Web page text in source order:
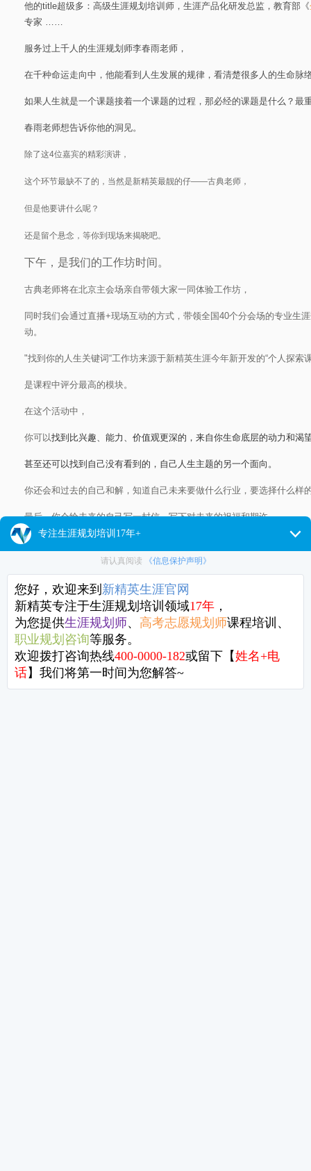
他的title超级多：高级生涯规划培训师，生涯产品化研发总监，教育部《
专家 ……
服务过上千人的生涯规划师李春雨老师，
在千种命运走向中，他能看到人生发展的规律，看清楚很多人的生命脉
如果人生就是一个课题接着一个课题的过程 ，那必经的课题是什么？ 最
春雨老师想告诉你他的洞见。
除了这4位嘉宾的精彩演讲，
这个环节最缺不了的，当然是新精英最靓的仔——古典老师，
但是他要讲什么呢？
还是留个悬念，等你到现场来揭晓吧。
下午，是我们的工作坊时间。
古典老师将在北京主会场亲自带领大家一同体验工作坊，
同时我们会通过直播+现场互动的方式，带领全国40个分会场的专业生
动。
"找到你的人生关键词“工作坊来源于新精英生涯今年新开发的“个人探索
是课程中评分最高的模块。
在这个活动中，
你可以找到比兴趣、能力、价值观更深的，来自你生命底层的动力和渴
甚至还可以找到自己没有看到的，自己人生主题的另一个面向。
你还会和过去的自己和解，知道自己未来要做什么行业，要选择什么样
最后，你会给未来的自己写一封信，写下对未来的祝福和期许。
整个过程，你不仅可以紧紧拥抱自己，
更可以邀请你的家人、朋友、伴侣、任何对你人生很重要的人一起参与
开启一场心灵的对话。
在未来的日子里成为彼此支持成长的力量。
需要强调的是：